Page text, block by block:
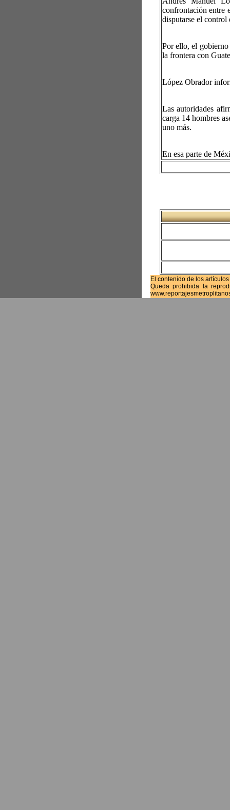
confrontación entre
disputarse el
Por ello, el gobierno
la frontera con
López Obrador
Las autoridades
carga 14 hombres
uno más.
En esa parte de
El contenido de los
Queda prohibida la